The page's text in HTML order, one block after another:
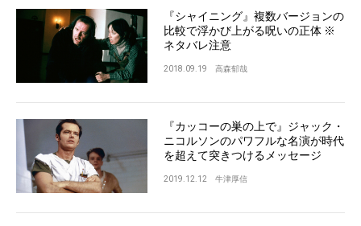
『シャイニング』複数バージョンの
比較で浮かび上がる呪いの正体 ※
ネタバレ注意
2018.09.19 高森郁哉
『カッコーの巣の上で』ジャック・
ニコルソンのパワフルな名演が時代
を超えて突きつけるメッセージ
2019.12.12 牛津厚信